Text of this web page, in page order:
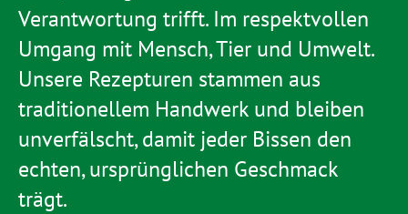
Verantwortung trifft. Im respektvollen
Umgang mit Mensch, Tier und Umwelt.
Unsere Rezepturen stammen aus
traditionellem Handwerk und bleiben
unverfälscht, damit jeder Bissen den
echten, ursprünglichen Geschmack
trägt.